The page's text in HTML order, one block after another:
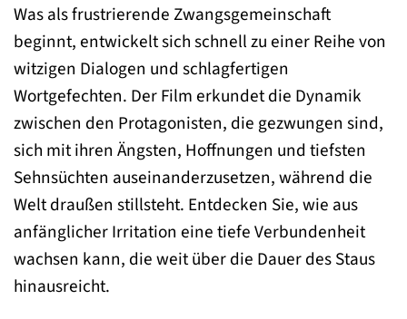
Was als frustrierende Zwangsgemeinschaft
beginnt, entwickelt sich schnell zu einer Reihe von
witzigen Dialogen und schlagfertigen
Wortgefechten. Der Film erkundet die Dynamik
zwischen den Protagonisten, die gezwungen sind,
sich mit ihren Ängsten, Hoffnungen und tiefsten
Sehnsüchten auseinanderzusetzen, während die
Welt draußen stillsteht. Entdecken Sie, wie aus
anfänglicher Irritation eine tiefe Verbundenheit
wachsen kann, die weit über die Dauer des Staus
hinausreicht.